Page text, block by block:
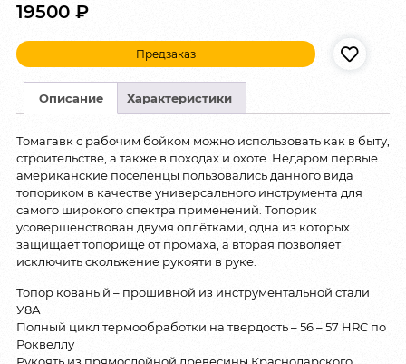
19500 ₽
Предзаказ
Описание Характеристики
Томагавк с рабочим бойком можно использовать как в быту,
строительстве, а также в походах и охоте. Недаром первые
американские поселенцы пользовались данного вида
топориком в качестве универсального инструмента для
самого широкого спектра применений. Топорик
усовершенствован двумя оплётками, одна из которых
защищает топорище от промаха, а вторая позволяет
исключить скольжение рукояти в руке.
Топор кованый – прошивной из инструментальной стали
У8А
Полный цикл термообработки на твердость – 56 – 57 HRC по
Роквеллу
Рукоять из прямослойной древесины Краснодарского